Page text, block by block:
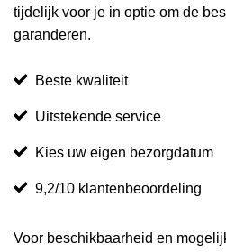
tijdelijk voor je in optie om de
garanderen.
Beste kwaliteit
Uitstekende service
Kies uw eigen bezorgdatum
9,2/10 klantenbeoordeling
Voor beschikbaarheid en